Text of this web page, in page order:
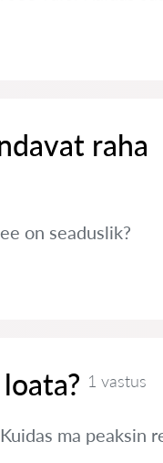
raha
on seaduslik?
1 vastus
ma peaksin